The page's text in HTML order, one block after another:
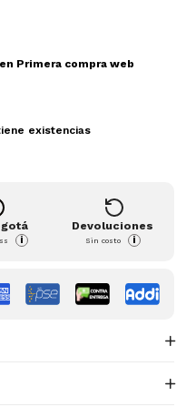
Primera compra web
existencias
i
Devoluciones
Sin costo i